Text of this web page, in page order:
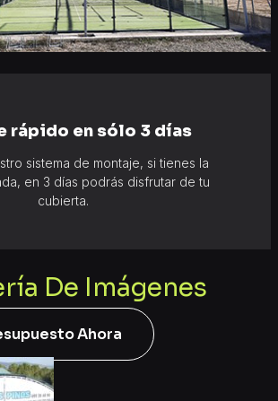
rápido en sólo 3 días
sistema de montaje, si tienes la
en 3 días podrás disfrutar de tu
cubierta.
De Imágenes
Ahora